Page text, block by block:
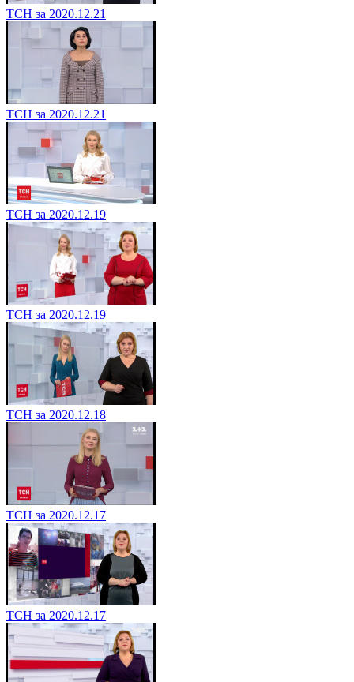
ТСН за 2020.12.21
ТСН за 2020.12.21
ТСН за 2020.12.19
ТСН за 2020.12.19
ТСН за 2020.12.18
ТСН за 2020.12.17
ТСН за 2020.12.17